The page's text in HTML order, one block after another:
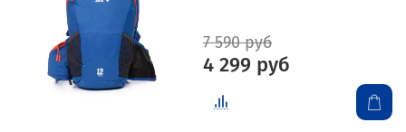
7 590 руб
4 299 руб